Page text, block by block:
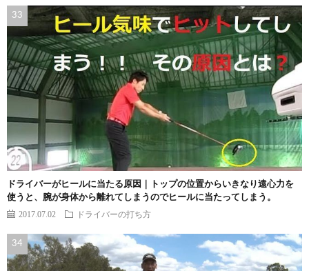
ドライバーがヒールに当たる原因｜トップの位置からいきなり遠心力を
使うと、腕が身体から離れてしまうのでヒールに当たってしまう。
2017.07.02 ドライバーの打ち方